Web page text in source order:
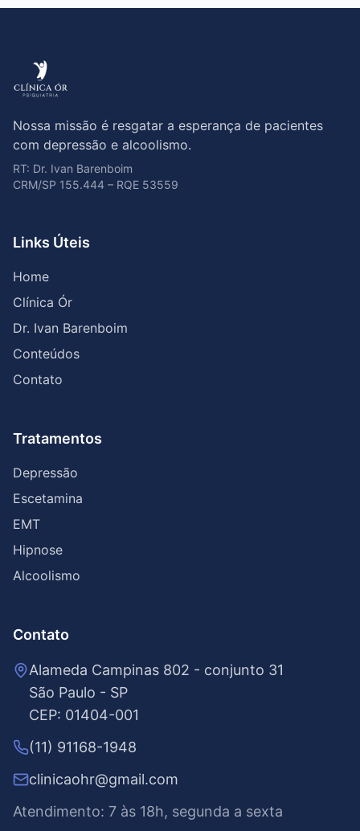
Nossa missão é resgatar a esperança de pacientes
com depressão e alcoolismo.
RT: Dr. Ivan Barenboim
CRM/SP 155.444 – RQE 53559
Links Úteis
Home
Clínica Ór
Dr. Ivan Barenboim
Conteúdos
Contato
Tratamentos
Depressão
Escetamina
EMT
Hipnose
Alcoolismo
Contato
Alameda Campinas 802 - conjunto 31
São Paulo - SP
CEP: 01404-001
(11) 91168-1948
clinicaohr@gmail.com
Atendimento: 7 às 18h, segunda a sexta